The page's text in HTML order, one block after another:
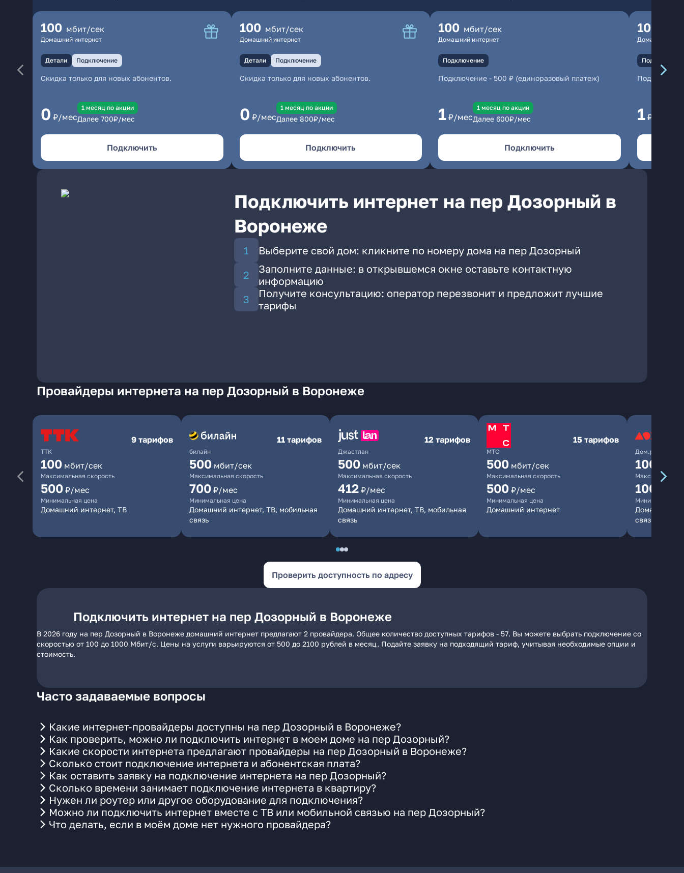
100 мбит/сек
Домашний интернет
Детали Подключение
Скидка только для новых абонентов.
0 ₽/мес
1 месяц по акции
Далее 700₽/мес
Подключить
100 мбит/сек
Домашний интернет
Детали Подключение
Скидка только для новых абонентов.
0 ₽/мес
1 месяц по акции
Далее 800₽/мес
Подключить
100 мбит/сек
Домашний интернет
Подключение
Подключение - 500 ₽ (единоразовый платеж)
1 ₽/мес
1 месяц по акции
Далее 600₽/мес
Подключить
100
Домашний
Подключение
1 ₽/мес
Подключить интернет на пер Дозорный в
Воронеже
Выберите свой дом: кликните по номеру дома на пер Дозорный
Заполните данные: в открывшемся окне оставьте контактную
информацию
Получите консультацию: оператор перезвонит и предложит лучшие
тарифы
Провайдеры интернета на пер Дозорный в Воронеже
ТТК
9 тарифов
100 мбит/сек
Максимальная скорость
500 ₽/мес
Минимальная цена
Домашний интернет, ТВ
билайн
11 тарифов
500 мбит/сек
Максимальная скорость
700 ₽/мес
Минимальная цена
Домашний интернет, ТВ, мобильная
связь
Джастлан
12 тарифов
500 мбит/сек
Максимальная скорость
412 ₽/мес
Минимальная цена
Домашний интернет, ТВ, мобильная
связь
МТС
15 тарифов
500 мбит/сек
Максимальная скорость
500 ₽/мес
Минимальная цена
Домашний интернет
Дом.ру
1000
Максимальная
1000
Минимальная
Домашний
связь
Проверить доступность по адресу
Подключить интернет на пер Дозорный в Воронеже
В 2026 году на пер Дозорный в Воронеже домашний интернет предлагают 2 провайдера. Общее количество доступных тарифов - 57. Вы можете выбрать подключение со
скоростью от 100 до 1000 Мбит/с. Цены на услуги варьируются от 500 до 2100 рублей в месяц. Подайте заявку на подходящий тариф, учитывая необходимые опции и
стоимость.
Часто задаваемые вопросы
Какие интернет-провайдеры доступны на пер Дозорный в Воронеже?
Как проверить, можно ли подключить интернет в моем доме на пер Дозорный?
Какие скорости интернета предлагают провайдеры на пер Дозорный в Воронеже?
Сколько стоит подключение интернета и абонентская плата?
Как оставить заявку на подключение интернета на пер Дозорный?
Сколько времени занимает подключение интернета в квартиру?
Нужен ли роутер или другое оборудование для подключения?
Можно ли подключить интернет вместе с ТВ или мобильной связью на пер Дозорный?
Что делать, если в моём доме нет нужного провайдера?